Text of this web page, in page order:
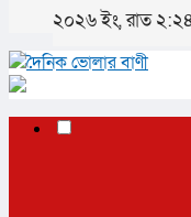
২০২৬ ইং, রাত
✕